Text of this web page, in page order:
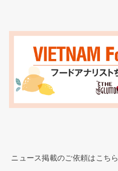
ニュース掲載のご依頼はこちら